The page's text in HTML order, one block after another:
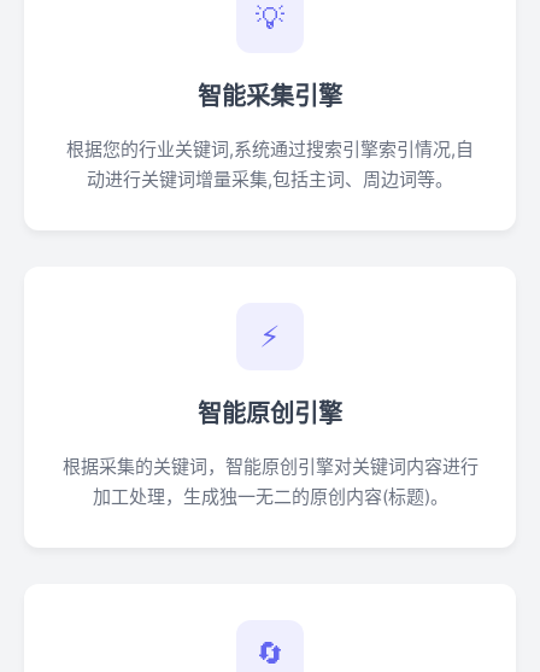
💡
智能采集引擎
根据您的行业关键词,系统通过搜索引擎索引情况,自
动进行关键词增量采集,包括主词、周边词等。
⚡
智能原创引擎
根据采集的关键词，智能原创引擎对关键词内容进行
加工处理，生成独一无二的原创内容(标题)。
🔄